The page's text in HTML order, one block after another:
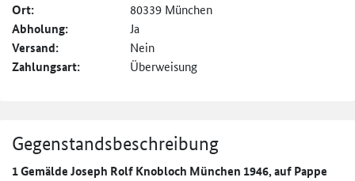
Ort: 80339 München
Abholung: Ja
Versand: Nein
Zahlungsart: Überweisung
Gegenstandsbeschreibung
1 Gemälde Joseph Rolf Knobloch München 1946, auf Pappe